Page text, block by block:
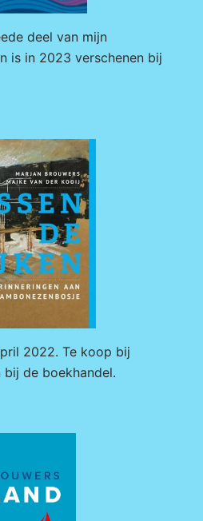
deel van mijn
is in 2023 verschenen bij
2022. Te koop bij
bij de boekhandel.